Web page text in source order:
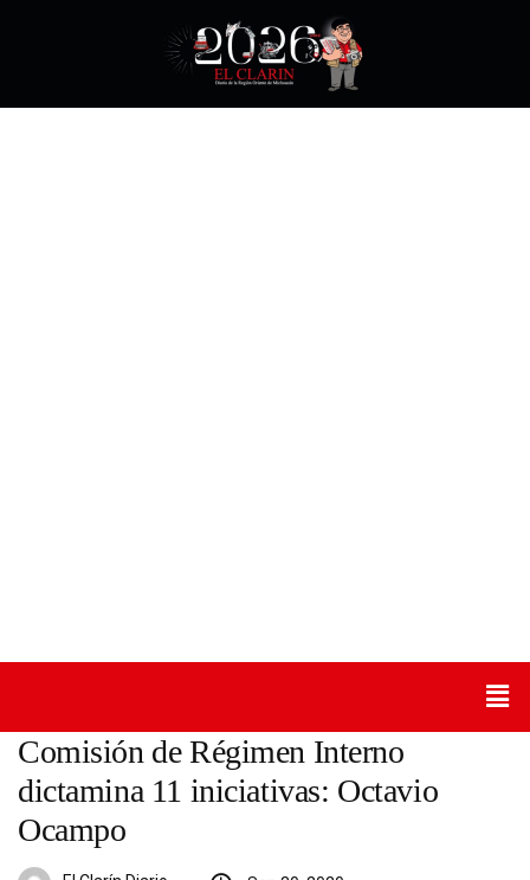
Comisión de Régimen Interno
dictamina 11 iniciativas: Octavio
Ocampo